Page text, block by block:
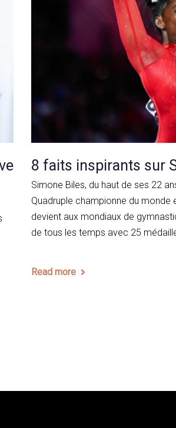
8 faits inspirants sur
Simone Biles, du haut de ses 22
Quadruple championne du monde
devient aux mondiaux de
de tous les temps avec 25
Read more